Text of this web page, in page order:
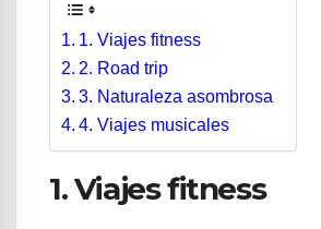
1. Viajes fitness
2. Road trip
3. Naturaleza asombrosa
4. Viajes musicales
1. Viajes fitness